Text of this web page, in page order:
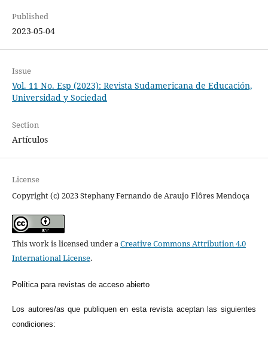
Published
2023-05-04
Issue
Vol. 11 No. Esp (2023): Revista Sudamericana de Educación,
Universidad y Sociedad
Section
Artículos
License
Copyright (c) 2023 Stephany Fernando de Araujo Flôres Mendoça
This work is licensed under aCreative Commons Attribution 4.0
International License.
Política para revistas de acceso abierto
Los autores/as que publiquen en esta revista aceptan las siguientes
condiciones: